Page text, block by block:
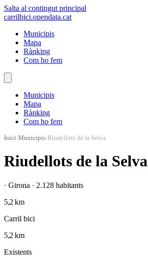
Salta al contingut principal
carrilbici.opendata.cat
Municipis
Mapa
Rànking
Com ho fem
Municipis
Mapa
Rànking
Com ho fem
Inici›Municipis›Riudellots de la Selva
Riudellots de la Selva
· Girona · 2.128 habitants
5,2 km
Carril bici
5,2 km
Existents